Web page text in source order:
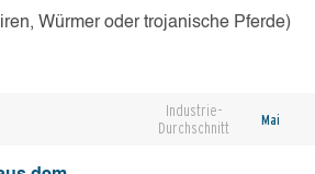
Würmer oder trojanische Pferde)
Industrie-
Durchschnitt
Mai